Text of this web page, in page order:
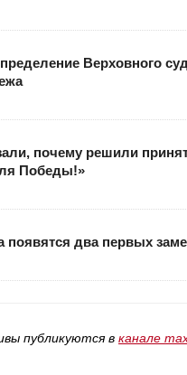
Верховного
почему решили
Победы!»
два первых
публикуются в канале